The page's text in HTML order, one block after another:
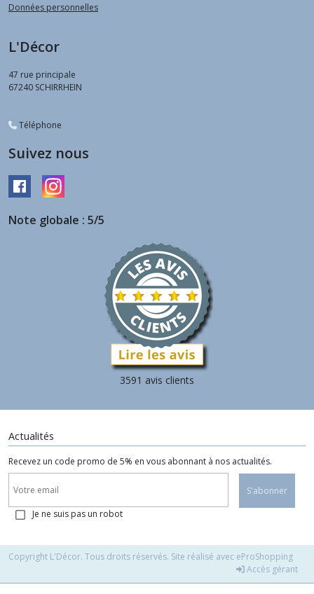
Données personnelles
L'Décor
47 rue principale
67240 SCHIRRHEIN
Téléphone
Suivez nous
Note globale : 5/5
3591 avis clients
Actualités
Recevez un code promo de 5% en vous abonnant à nos actualités.
S'abonner
Je ne suis pas un robot
Copyright L'Décor. Tous droits réservés. Site réalisé avec eProShopping
Accès gérant